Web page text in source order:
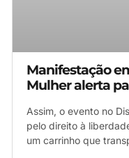
Manifestação
Mulher alerta
Assim, o evento no
pelo direito à
um carrinho que